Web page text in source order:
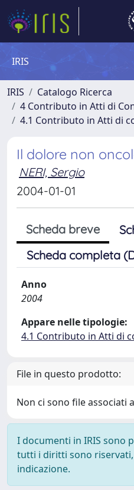
IRIS
IRIS
Catalogo Ricerca
4 Contributo in Atti di
4.1 Contributo in Atti di
Il dolore non
NERI, Sergio
2004-01-01
Scheda breve
Scheda completa
Anno
2004
Appare nelle tipologie:
4.1 Contributo in Atti di
File in questo prodotto:
Non ci sono file associati
I documenti in IRIS sono
tutti i diritti sono riservati,
indicazione.